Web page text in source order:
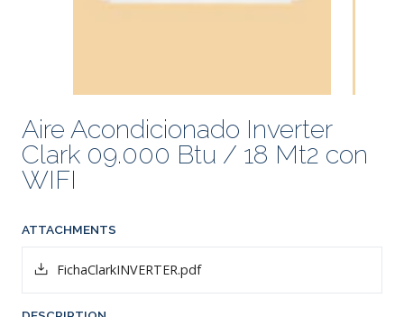
Aire Acondicionado Inverter
Clark 09.000 Btu / 18 Mt2 con
WIFI
ATTACHMENTS
FichaClarkINVERTER.pdf